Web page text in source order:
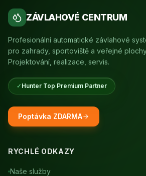
ZÁVLAHOVÉ CENTRUM
Profesionální automatické závlahové
pro zahrady, sportoviště a veřejné
Projektování, realizace, servis.
✓ Hunter Top Premium Partner
Poptávka ZDARMA
RYCHLÉ ODKAZY
Naše služby